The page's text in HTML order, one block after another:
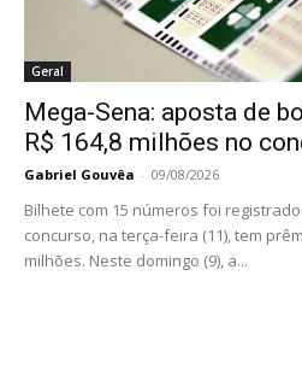
Geral
Mega-Sena: aposta de
R$ 164,8 milhões no
Gabriel Gouvêa - 09/08/2026
Bilhete com 15 números foi
concurso, na terça-feira (11), tem
milhões. Neste domingo (9), a...